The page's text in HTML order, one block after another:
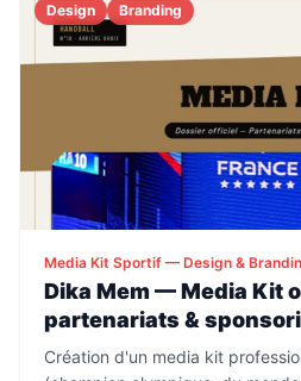
Design Branding
Media Kit Sportif — Design &
Dika Mem — Media Kit
partenariats &
Création d'un media kit